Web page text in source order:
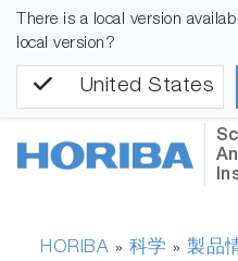
There is a local version
local version?
United States
HORIBA » 科学 »製品